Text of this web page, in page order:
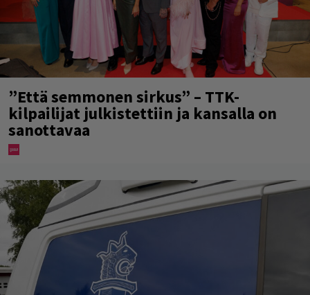
”Että semmonen sirkus” – TTK-
kilpailijat julkistettiin ja kansalla on
sanottavaa